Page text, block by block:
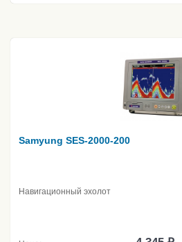
Samyung SES-2000-200
Навигационный эхолот